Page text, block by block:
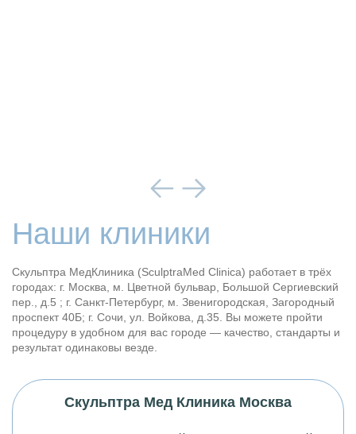
Наши клиники
Скульптра МедКлиника (SculptraMed Clinica) работает в трёх
городах: г. Москва, м. Цветной бульвар, Большой Сергиевский
пер., д.5 ; г. Санкт-Петербург, м. Звенигородская, Загородный
проспект 40Б; г. Сочи, ул. Войкова, д.35. Вы можете пройти
процедуру в удобном для вас городе — качество, стандарты и
результат одинаковы везде.
Скульптра Мед Клиника Москва